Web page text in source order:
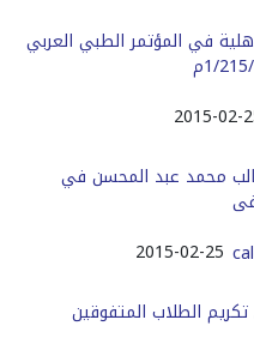
في المؤتمر الطبي العربي
2015-02-
محمد عبد المحسن في
2015-02-25
الطلاب المتفوقين